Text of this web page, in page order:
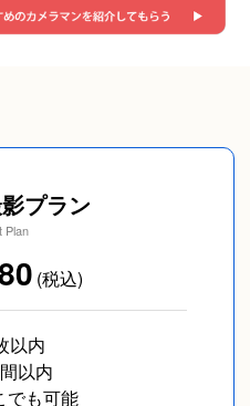
プラン
Plan
(税込)
以内
以内
でも可能